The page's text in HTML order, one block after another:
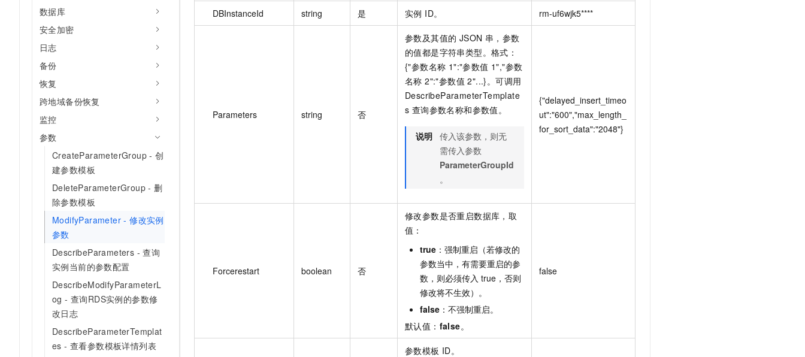
数据库
安全加密
日志
备份
恢复
跨地域备份恢复
监控
参数
CreateParameterGroup - 创
建参数模板
DeleteParameterGroup - 删
除参数模板
ModifyParameter - 修改实例
参数
DescribeParameters - 查询
实例当前的参数配置
DescribeModifyParameterL
og - 查询RDS实例的参数修
改日志
DescribeParameterTemplat
es - 查看参数模板详情列表
DBInstanceId string 是 实例 ID。 rm-uf6wjk5****
Parameters string 否
参数及其值的 JSON 串，参数
的值都是字符串类型。格式：
{"参数名称 1":"参数值 1","参数
名称 2":"参数值 2"...}。可调用
DescribeParameterTemplate
s 查询参数名称和参数值。
说明 传入该参数，则无
需传入参数
ParameterGroupId
。
{"delayed_insert_timeo
ut":"600","max_length_
for_sort_data":"2048"}
Forcerestart boolean 否
修改参数是否重启数据库，取
值：
true ：强制重启（若修改的
参数当中，有需要重启的参
数，则必须传入 true，否则
修改将不生效）。
false ：不强制重启。
默认值： false。
false
参数模板 ID。